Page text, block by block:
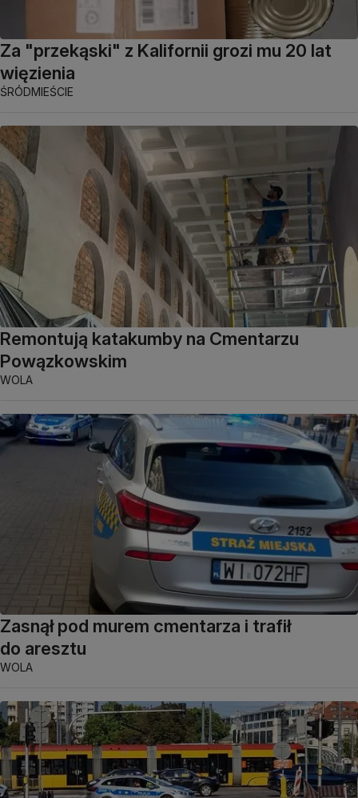
Za "przekąski" z Kalifornii grozi mu 20 lat
więzienia
ŚRÓDMIEŚCIE
Remontują katakumby na Cmentarzu
Powązkowskim
WOLA
Zasnął pod murem cmentarza i trafił
do aresztu
WOLA